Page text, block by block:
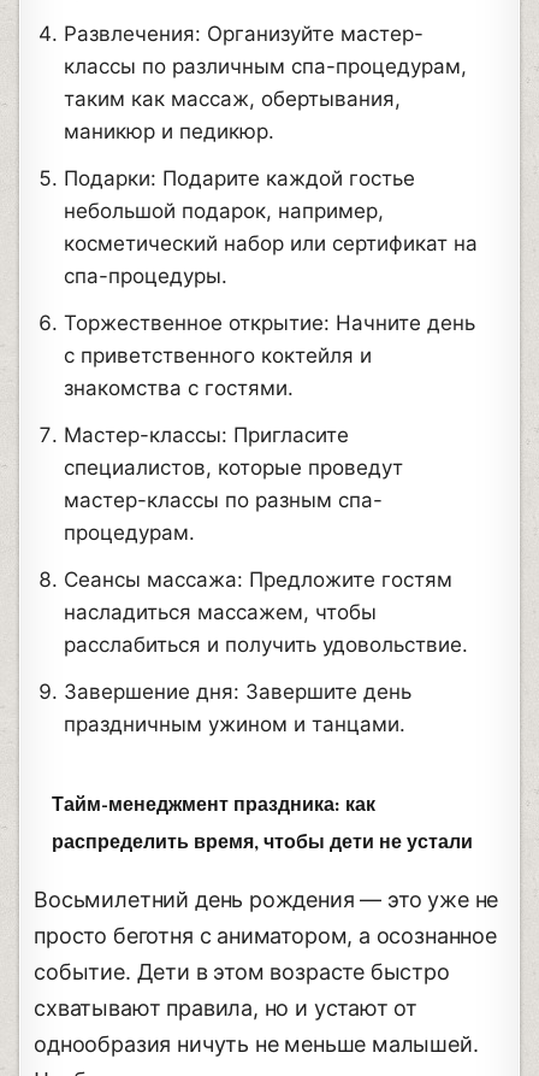
Развлечения: Организуйте мастер-
классы по различным спа-процедурам,
таким как массаж, обертывания,
маникюр и педикюр.
Подарки: Подарите каждой гостье
небольшой подарок, например,
косметический набор или сертификат на
спа-процедуры.
Торжественное открытие: Начните день
с приветственного коктейля и
знакомства с гостями.
Мастер-классы: Пригласите
специалистов, которые проведут
мастер-классы по разным спа-
процедурам.
Сеансы массажа: Предложите гостям
насладиться массажем, чтобы
расслабиться и получить удовольствие.
Завершение дня: Завершите день
праздничным ужином и танцами.
Тайм-менеджмент праздника: как
распределить время, чтобы дети не устали
Восьмилетний день рождения — это уже не
просто беготня с аниматором, а осознанное
событие. Дети в этом возрасте быстро
схватывают правила, но и устают от
однообразия ничуть не меньше малышей.